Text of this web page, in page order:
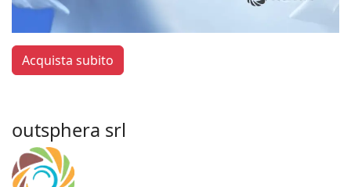
Acquista subito
outsphera srl